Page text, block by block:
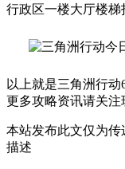
行政区一楼大厅楼梯
以上就是三角洲行
更多攻略资讯请关注
本站发布此文仅为
描述